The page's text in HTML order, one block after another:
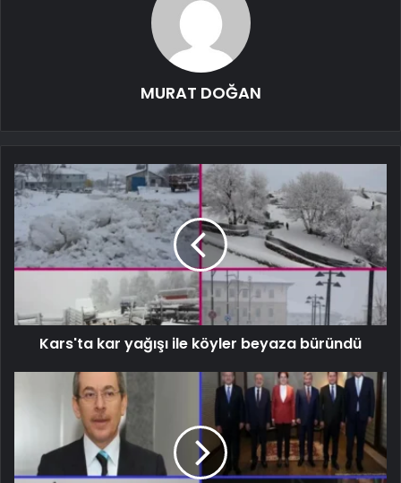
MURAT DOĞAN
Kars'ta kar yağışı ile köyler beyaza büründü